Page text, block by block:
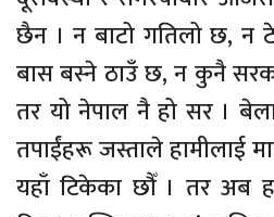
छैन । न बाटो गतिलो छ, न
बास बस्ने ठाउँ छ, न कुनै
तर यो नेपाल नै हो सर ।
तपाईंहरू जस्ताले हामीलाई
यहाँ टिकेका छौँ । तर अब